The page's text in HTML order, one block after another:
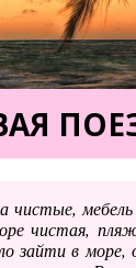
чистая,
в море,